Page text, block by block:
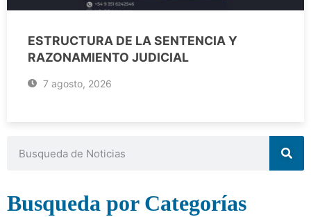
ESTRUCTURA DE LA SENTENCIA Y
RAZONAMIENTO JUDICIAL
7 agosto, 2026
Busqueda por Categorías